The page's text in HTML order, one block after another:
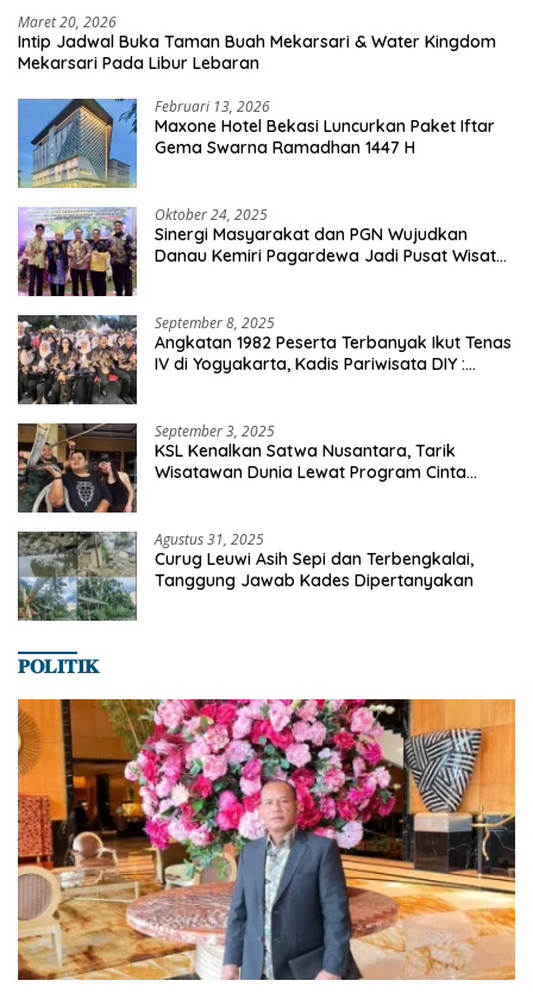
Maret 20, 2026
Intip Jadwal Buka Taman Buah Mekarsari & Water Kingdom
Mekarsari Pada Libur Lebaran
Februari 13, 2026
Maxone Hotel Bekasi Luncurkan Paket Iftar
Gema Swarna Ramadhan 1447 H
Oktober 24, 2025
Sinergi Masyarakat dan PGN Wujudkan
Danau Kemiri Pagardewa Jadi Pusat Wisata
September 8, 2025
Angkatan 1982 Peserta Terbanyak Ikut Tenas
IV di Yogyakarta, Kadis Pariwisata DIY :
September 3, 2025
KSL Kenalkan Satwa Nusantara, Tarik
Wisatawan Dunia Lewat Program Cinta
Agustus 31, 2025
Curug Leuwi Asih Sepi dan Terbengkalai,
Tanggung Jawab Kades Dipertanyakan
𝐏𝐎𝐋𝐈𝐓𝐈𝐊